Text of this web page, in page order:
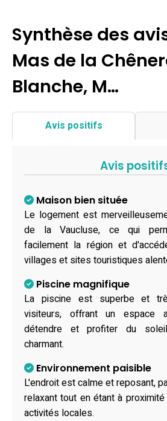
Synthèse des
Mas de la
Blanche, M…
Avis positifs
Avis
Maison bien située
Le logement est
de la Vaucluse, ce qui
facilement la région et
villages et sites touristiques
Piscine magnifique
La piscine est superbe et
visiteurs, offrant un espace
détendre et profiter du
charmant.
Environnement paisible
L'endroit est calme et reposant,
relaxant tout en étant à
activités locales.